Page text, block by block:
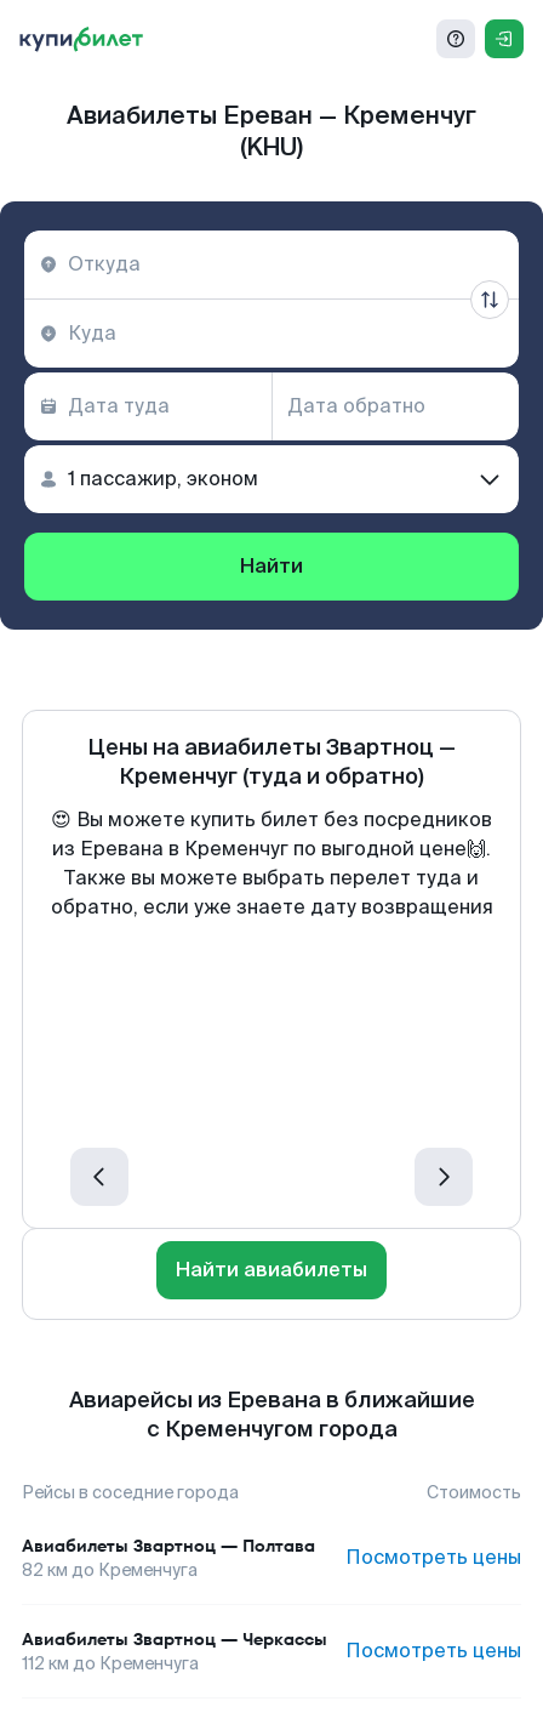
Авиабилеты Ереван — Кременчуг
(KHU)
Найти
Цены на авиабилеты Звартноц —
Кременчуг (туда и обратно)
😍 Вы можете купить билет без посредников
из Еревана в Кременчуг по выгодной цене🙌.
Также вы можете выбрать перелет туда и
обратно, если уже знаете дату возвращения
Найти авиабилеты
Авиарейсы из Еревана в ближайшие
с Кременчугом города
Рейсы в соседние города Стоимость
Авиабилеты Звартноц — Полтава
82 км до Кременчуга Посмотреть цены
Авиабилеты Звартноц — Черкассы
112 км до Кременчуга Посмотреть цены